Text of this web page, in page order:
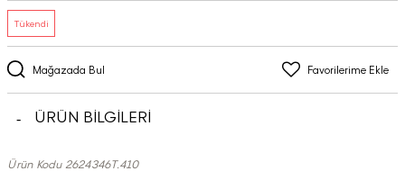
Mağazada Bul Favorilerime Ekle
Tükendi
ÜRÜN BİLGİLERİ
Ürün Kodu 2624346T.410